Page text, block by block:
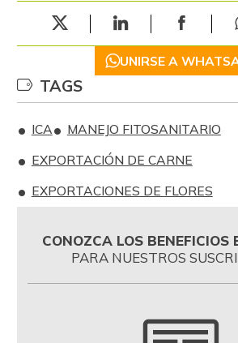
UNIRSE A
TAGS
ICA
MANEJO FITOSANITARIO
EXPORTACIÓN DE CARNE
EXPORTACIONES DE FLORES
CONOZCA LOS BENEFICIOS
PARA NUESTROS